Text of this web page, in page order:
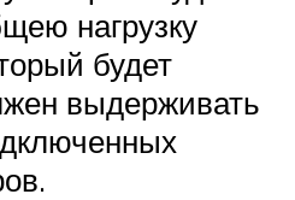
нагрузку
будет
выдерживать